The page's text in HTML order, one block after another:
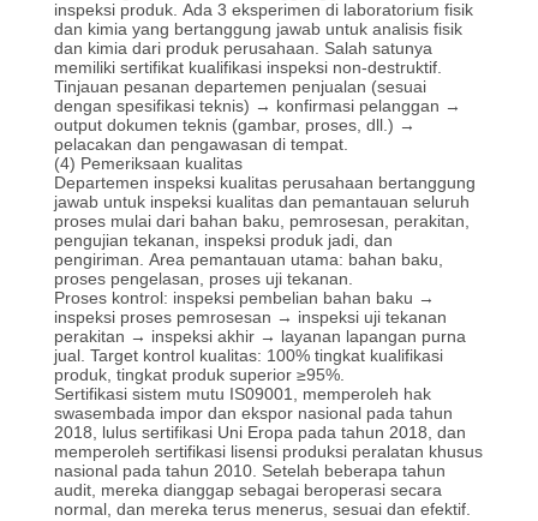
inspeksi produk. Ada 3 eksperimen di laboratorium fisik
dan kimia yang bertanggung jawab untuk analisis fisik
dan kimia dari produk perusahaan. Salah satunya
memiliki sertifikat kualifikasi inspeksi non-destruktif.
Tinjauan pesanan departemen penjualan (sesuai
dengan spesifikasi teknis) → konfirmasi pelanggan →
output dokumen teknis (gambar, proses, dll.) →
pelacakan dan pengawasan di tempat.
(4) Pemeriksaan kualitas
Departemen inspeksi kualitas perusahaan bertanggung
jawab untuk inspeksi kualitas dan pemantauan seluruh
proses mulai dari bahan baku, pemrosesan, perakitan,
pengujian tekanan, inspeksi produk jadi, dan
pengiriman. Area pemantauan utama: bahan baku,
proses pengelasan, proses uji tekanan.
Proses kontrol: inspeksi pembelian bahan baku →
inspeksi proses pemrosesan → inspeksi uji tekanan
perakitan → inspeksi akhir → layanan lapangan purna
jual. Target kontrol kualitas: 100% tingkat kualifikasi
produk, tingkat produk superior ≥95%.
Sertifikasi sistem mutu IS09001, memperoleh hak
swasembada impor dan ekspor nasional pada tahun
2018, lulus sertifikasi Uni Eropa pada tahun 2018, dan
memperoleh sertifikasi lisensi produksi peralatan khusus
nasional pada tahun 2010. Setelah beberapa tahun
audit, mereka dianggap sebagai beroperasi secara
normal, dan mereka terus menerus, sesuai dan efektif.